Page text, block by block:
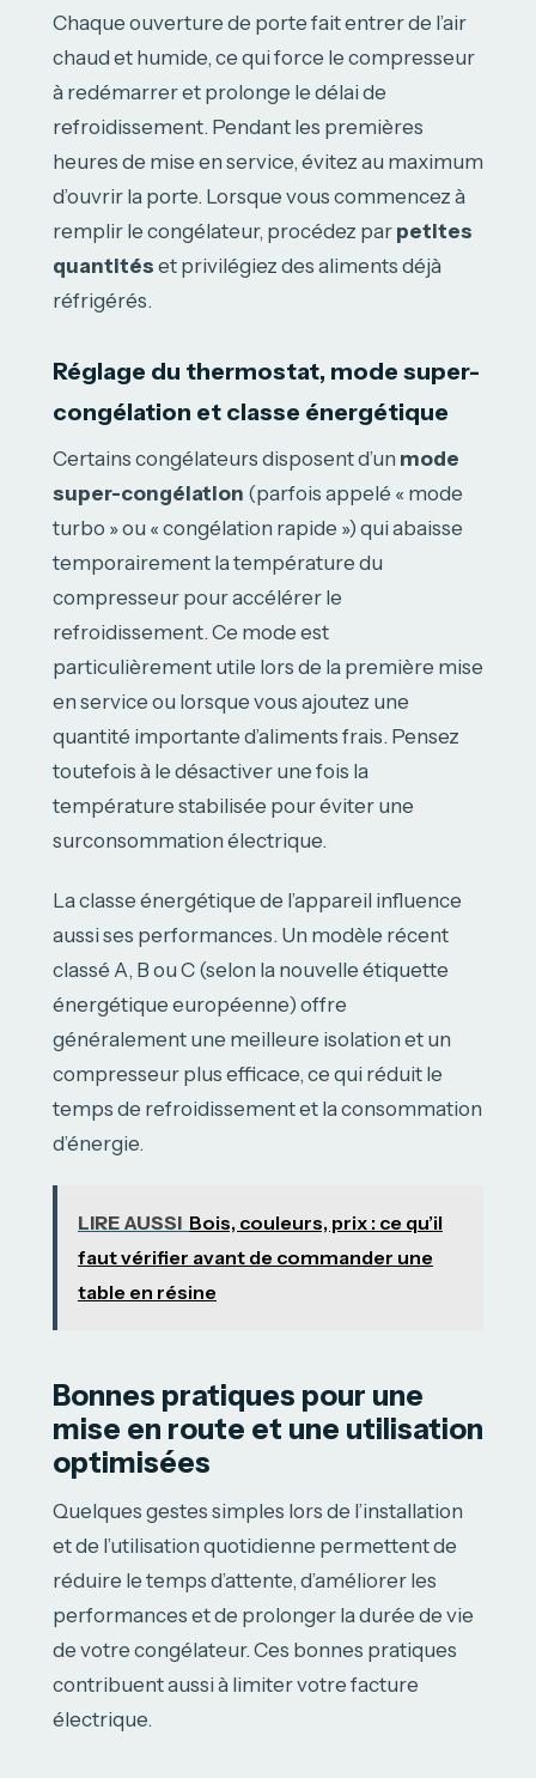
Chaque ouverture de porte fait entrer de l’air
chaud et humide, ce qui force le compresseur
à redémarrer et prolonge le délai de
refroidissement. Pendant les premières
heures de mise en service, évitez au maximum
d’ouvrir la porte. Lorsque vous commencez à
remplir le congélateur, procédez par petites
quantités et privilégiez des aliments déjà
réfrigérés.
Réglage du thermostat, mode super-
congélation et classe énergétique
Certains congélateurs disposent d’un mode
super-congélation (parfois appelé « mode
turbo » ou « congélation rapide ») qui abaisse
temporairement la température du
compresseur pour accélérer le
refroidissement. Ce mode est
particulièrement utile lors de la première mise
en service ou lorsque vous ajoutez une
quantité importante d’aliments frais. Pensez
toutefois à le désactiver une fois la
température stabilisée pour éviter une
surconsommation électrique.
La classe énergétique de l’appareil influence
aussi ses performances. Un modèle récent
classé A, B ou C (selon la nouvelle étiquette
énergétique européenne) offre
généralement une meilleure isolation et un
compresseur plus efficace, ce qui réduit le
temps de refroidissement et la consommation
d’énergie.
LIRE AUSSI Bois, couleurs, prix : ce qu’il
faut vérifier avant de commander une
table en résine
Bonnes pratiques pour une
mise en route et une utilisation
optimisées
Quelques gestes simples lors de l’installation
et de l’utilisation quotidienne permettent de
réduire le temps d’attente, d’améliorer les
performances et de prolonger la durée de vie
de votre congélateur. Ces bonnes pratiques
contribuent aussi à limiter votre facture
électrique.